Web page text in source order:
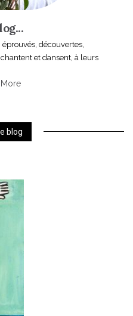
découvertes,
et dansent, à leurs
blog